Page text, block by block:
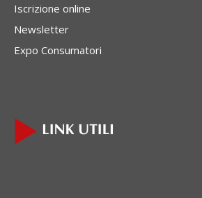
Iscrizione online
Newsletter
Expo Consumatori